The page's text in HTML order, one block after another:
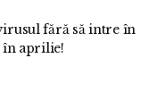
fără să intre în
în aprilie!